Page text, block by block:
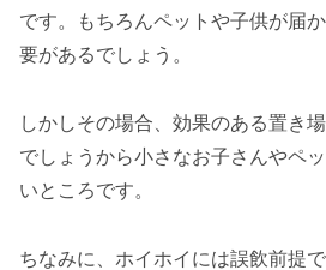
です。もちろんペットや子供が届
要があるでしょう。
しかしその場合、効果のある置き
でしょうから小さなお子さんやペ
いところです。
ちなみに、ホイホイには誤飲前提